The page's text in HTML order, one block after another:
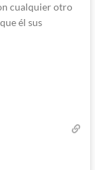
cualquier otro
él sus